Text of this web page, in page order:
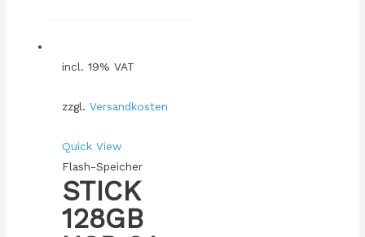
incl. 19% VAT
zzgl. Versandkosten
Quick View
Flash-Speicher
STICK
128GB